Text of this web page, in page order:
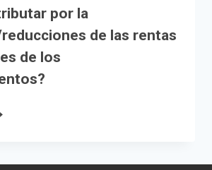
por la
de las rentas
de los